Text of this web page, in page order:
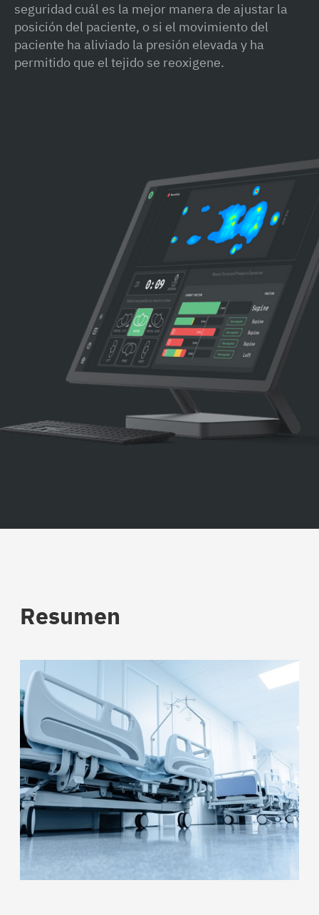
seguridad cuál es la mejor manera de ajustar la
posición del paciente, o si el movimiento del
paciente ha aliviado la presión elevada y ha
permitido que el tejido se reoxigene.
Resumen